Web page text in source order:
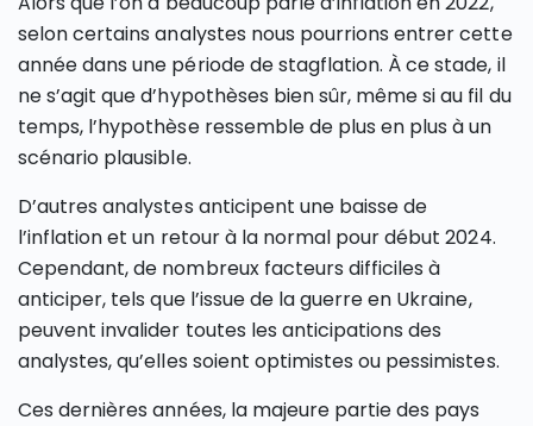
selon certains analystes nous pourrions entrer cette
année dans une période de stagflation. À ce stade, il
ne s’agit que d’hypothèses bien sûr, même si au fil du
temps, l’hypothèse ressemble de plus en plus à un
scénario plausible.
D’autres analystes anticipent une baisse de
l’inflation et un retour à la normal pour début 2024.
Cependant, de nombreux facteurs difficiles à
anticiper, tels que l’issue de la guerre en Ukraine,
peuvent invalider toutes les anticipations des
analystes, qu’elles soient optimistes ou pessimistes.
Ces dernières années, la majeure partie des pays